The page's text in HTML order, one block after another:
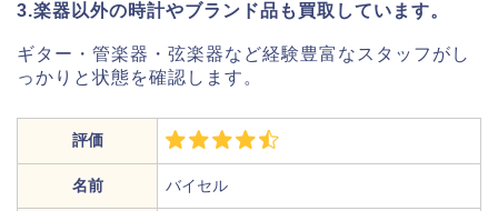
3.楽器以外の時計やブランド品も買取しています。
ギター・管楽器・弦楽器など経験豊富なスタッフがし
っかりと状態を確認します。
評価
名前 バイセル